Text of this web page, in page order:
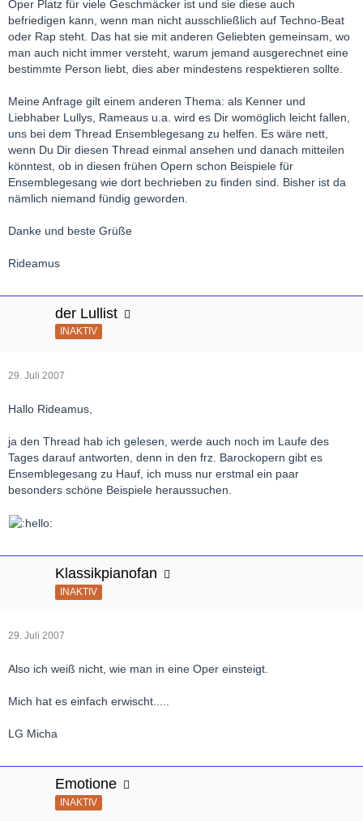
barocke Opera Seria - und da hat es mich sofort gepackt.
Aber eben nur deswegen weil ich damals ohnehin schon
Barockmusik liebte.
Das es zu Händel noch eine Steigerung für mich gab (Lully) war
Oper Platz für viele Geschmäcker ist und sie diese auch
befriedigen kann, wenn man nicht ausschließlich auf Techno-Beat
oder Rap steht. Das hat sie mit anderen Geliebten gemeinsam, wo
man auch nicht immer versteht, warum jemand ausgerechnet eine
bestimmte Person liebt, dies aber mindestens respektieren sollte.
Meine Anfrage gilt einem anderen Thema: als Kenner und
Liebhaber Lullys, Rameaus u.a. wird es Dir womöglich leicht fallen,
uns bei dem Thread Ensemblegesang zu helfen. Es wäre nett,
wenn Du Dir diesen Thread einmal ansehen und danach mitteilen
könntest, ob in diesen frühen Opern schon Beispiele für
Ensemblegesang wie dort bechrieben zu finden sind. Bisher ist da
nämlich niemand fündig geworden.
Danke und beste Grüße
Rideamus
der Lullist
INAKTIV
29. Juli 2007
Hallo Rideamus,
ja den Thread hab ich gelesen, werde auch noch im Laufe des
Tages darauf antworten, denn in den frz. Barockopern gibt es
Ensemblegesang zu Hauf, ich muss nur erstmal ein paar
besonders schöne Beispiele heraussuchen.
Klassikpianofan
INAKTIV
29. Juli 2007
Also ich weiß nicht, wie man in eine Oper einsteigt.
Mich hat es einfach erwischt.....
LG Micha
Emotione
INAKTIV